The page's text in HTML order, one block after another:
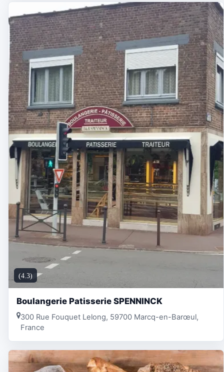
(4.3)
Boulangerie Patisserie SPENNINCK
300 Rue Fouquet Lelong, 59700 Marcq-en-Barœul,
France